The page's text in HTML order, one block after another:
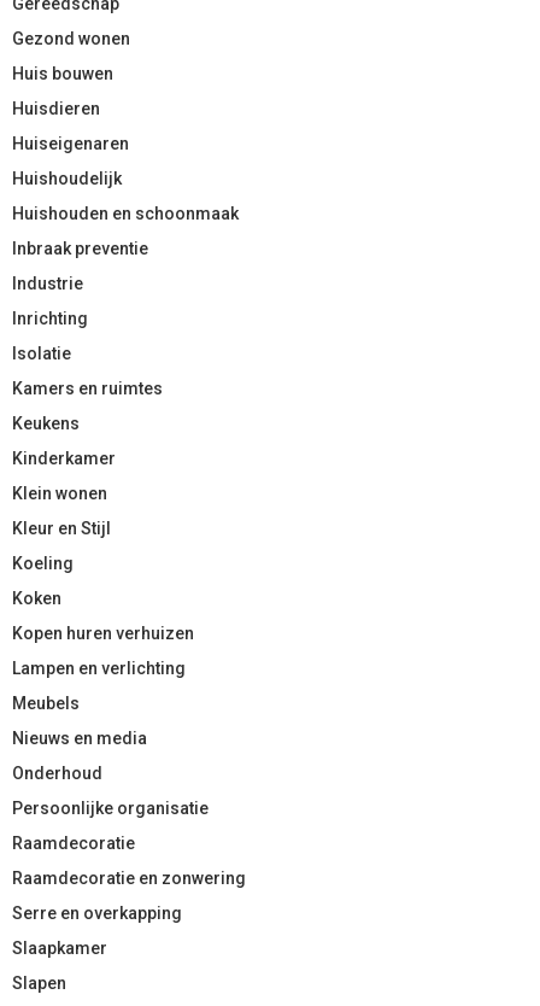
Gezond wonen
Huis bouwen
Huisdieren
Huiseigenaren
Huishoudelijk
Huishouden en schoonmaak
Inbraak preventie
Industrie
Inrichting
Isolatie
Kamers en ruimtes
Keukens
Kinderkamer
Klein wonen
Kleur en Stijl
Koeling
Koken
Kopen huren verhuizen
Lampen en verlichting
Meubels
Nieuws en media
Onderhoud
Persoonlijke organisatie
Raamdecoratie
Raamdecoratie en zonwering
Serre en overkapping
Slaapkamer
Slapen